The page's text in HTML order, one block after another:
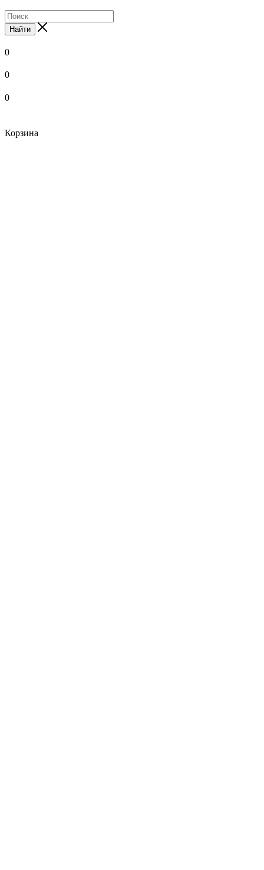
Найти
0
0
0
Корзина